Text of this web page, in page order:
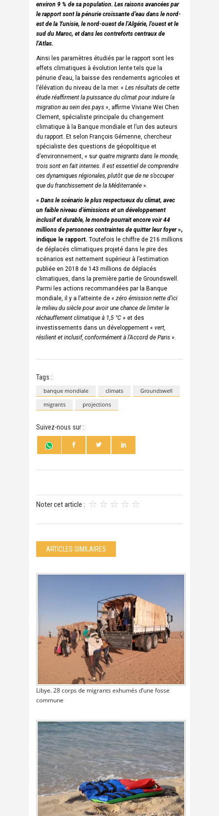
environ 9 % de sa population. Les raisons avancées par
le rapport sont la pénurie croissante d’eau dans le nord-
est de la Tunisie, le nord-ouest de l’Algérie, l’ouest et le
sud du Maroc, et dans les contreforts centraux de
l’Atlas.
Ainsi les paramètres étudiés par le rapport sont les
effets climatiques à évolution lente tels que la
pénurie d’eau, la baisse des rendements agricoles et
l’élévation du niveau de la mer. « Les résultats de cette
étude réaffirment la puissance du climat pour induire la
migration au sein des pays », affirme Viviane Wei Chen
Clement, spécialiste principale du changement
climatique à la Banque mondiale et l’un des auteurs
du rapport. Et selon François Gémenne, chercheur
spécialiste des questions de géopolitique et
d’environnement, « sur quatre migrants dans le monde,
trois sont en fait internes. Il est essentiel de comprendre
ces dynamiques régionales, plutôt que de ne s’occuper
que du franchissement de la Méditerranée ».
« Dans le scénario le plus respectueux du climat, avec
un faible niveau d’émissions et un développement
inclusif et durable, le monde pourrait encore voir 44
millions de personnes contraintes de quitter leur foyer»,
indique le rapport. Toutefois le chiffre de 216 millions
de déplacés climatiques projeté dans le pire des
scénarios est nettement supérieur à l’estimation
publiée en 2018 de 143 millions de déplacés
climatiques, dans la première partie de Groundswell.
Parmi les actions recommandées par la Banque
mondiale, il y a l’atteinte de « zéro émission nette d’ici
le milieu du siècle pour avoir une chance de limiter le
réchauffement climatique à 1,5 °C » et des
investissements dans un développement « vert,
résilient et inclusif, conformément à l’Accord de Paris ».
Tags :
banque mondiale climats
Groundswell
migrants
projections
Suivez-nous sur :
Noter cet article :
ARTICLES SIMILAIRES
Libye. 28 corps de migrants exhumés d’une fosse
commune